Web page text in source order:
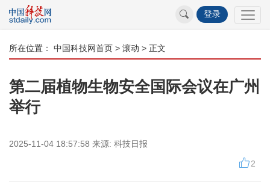
登录
所在位置： 中国科技网首页 > 滚动 > 正文
第二届植物生物安全国际会议在广州
举行
2025-11-04 18:57:58 来源: 科技日报
2